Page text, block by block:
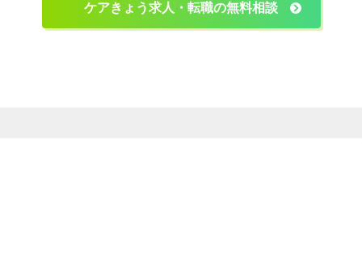
ケアきょう求人・転職の無料相談